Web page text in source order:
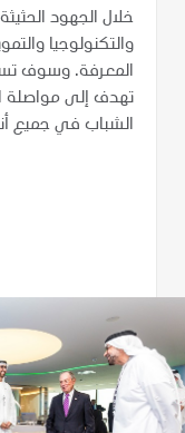
خلال الجهود
والتكنولوجيا
المعرفة. وسوف
تهدف إلى مواصلة
الشباب في جميع